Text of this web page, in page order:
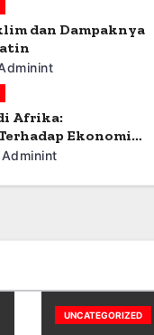
dan Dampaknya
Afrika:
Ekonomi
Adminint
UNCATEGORIZED